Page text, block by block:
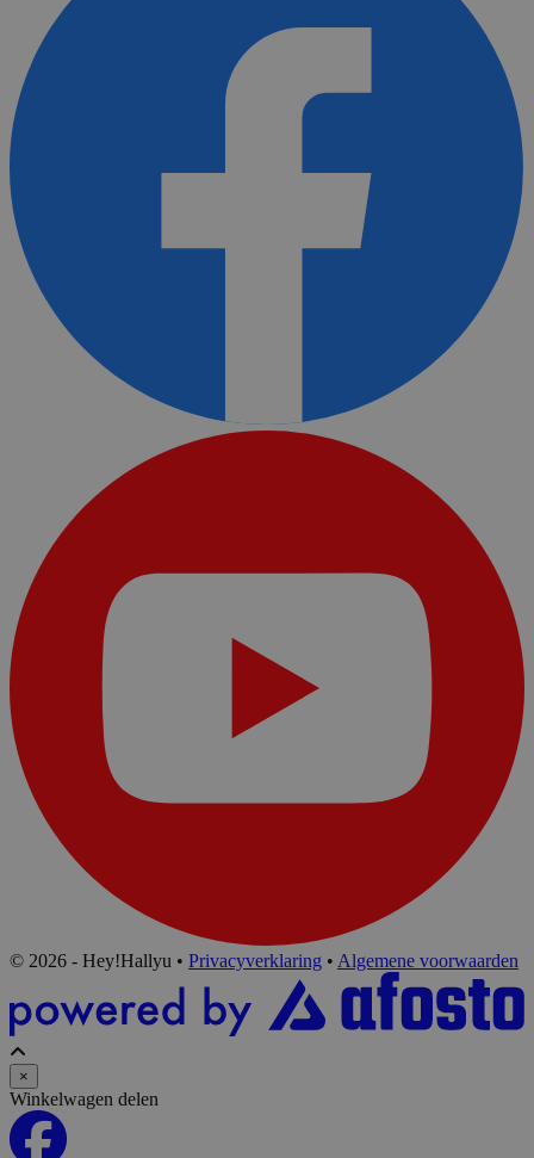
© 2026 - Hey!Hallyu • Privacyverklaring • Algemene voorwaarden
×
Winkelwagen delen